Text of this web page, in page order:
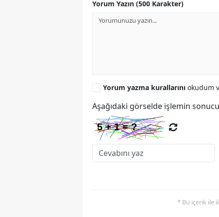
Yorum Yazın (500 Karakter)
Yorum yazma kurallarını okudum
Aşağıdaki görselde işlemin
* Bu içerik ile